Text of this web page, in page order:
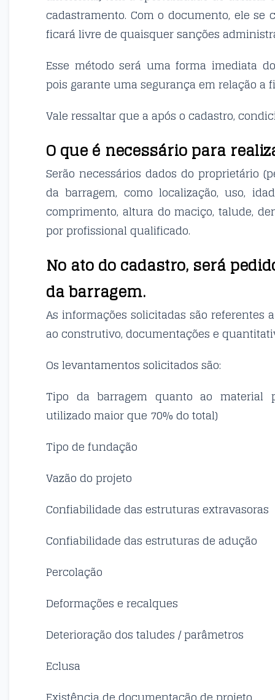
cadastramento. Com o documento, ele
ficará livre de quaisquer sanções
Esse método será uma forma imediata
pois garante uma segurança em relação a
Vale ressaltar que a após o cadastro,
O que é necessário para
Serão necessários dados do proprietário
da barragem, como localização, uso,
comprimento, altura do maciço, talude,
por profissional qualificado.
No ato do cadastro, será
da barragem.
As informações solicitadas são
ao construtivo, documentações e
Os levantamentos solicitados são:
Tipo da barragem quanto ao material
utilizado maior que 70% do total)
Tipo de fundação
Vazão do projeto
Confiabilidade das estruturas extravasoras
Confiabilidade das estruturas de adução
Percolação
Deformações e recalques
Deterioração dos taludes / parâmetros
Eclusa